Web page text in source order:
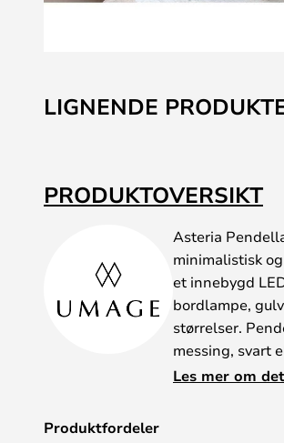
til
begynnelsen
LIGNENDE
PRODUKTOVERSIKT
Asteria
minimalistisk
et innebygd
bordlampe,
størrelser.
messing, svart
Lampen fås i
Les mer om
Produktfordeler